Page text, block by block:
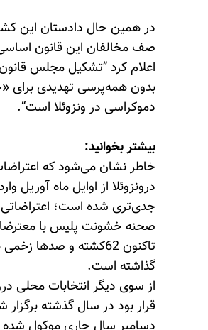
در همین حال دادستان این
صف مخالفان این قانون
اعلام کرد ”تشکیل مجلس
بدون همه‌پرسی تهدیدی برای
دموکراسی در ونزوئلا است“.
بیشتر بخوانید:
خاطر نشان می‌شود که
درونزوئلا از اوایل ماه آوریل
جدی‌تری شده است؛
صحنه خشونت پلیس با
تاکنون 62کشته و صدها
گذاشته است.
از سوی دیگر انتخابات محلی
قرار بود در سال گذشته